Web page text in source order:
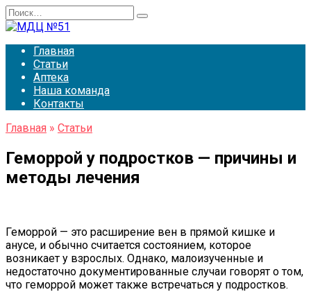
Перейти
к
Search
for:
Главная
Статьи
Аптека
Наша команда
Контакты
Главная » Статьи
Геморрой у подростков — причины и
методы лечения
Геморрой — это расширение вен в прямой кишке и
анусе, и обычно считается состоянием, которое
возникает у взрослых. Однако, малоизученные и
недостаточно документированные случаи говорят о том,
что геморрой может также встречаться у подростков.